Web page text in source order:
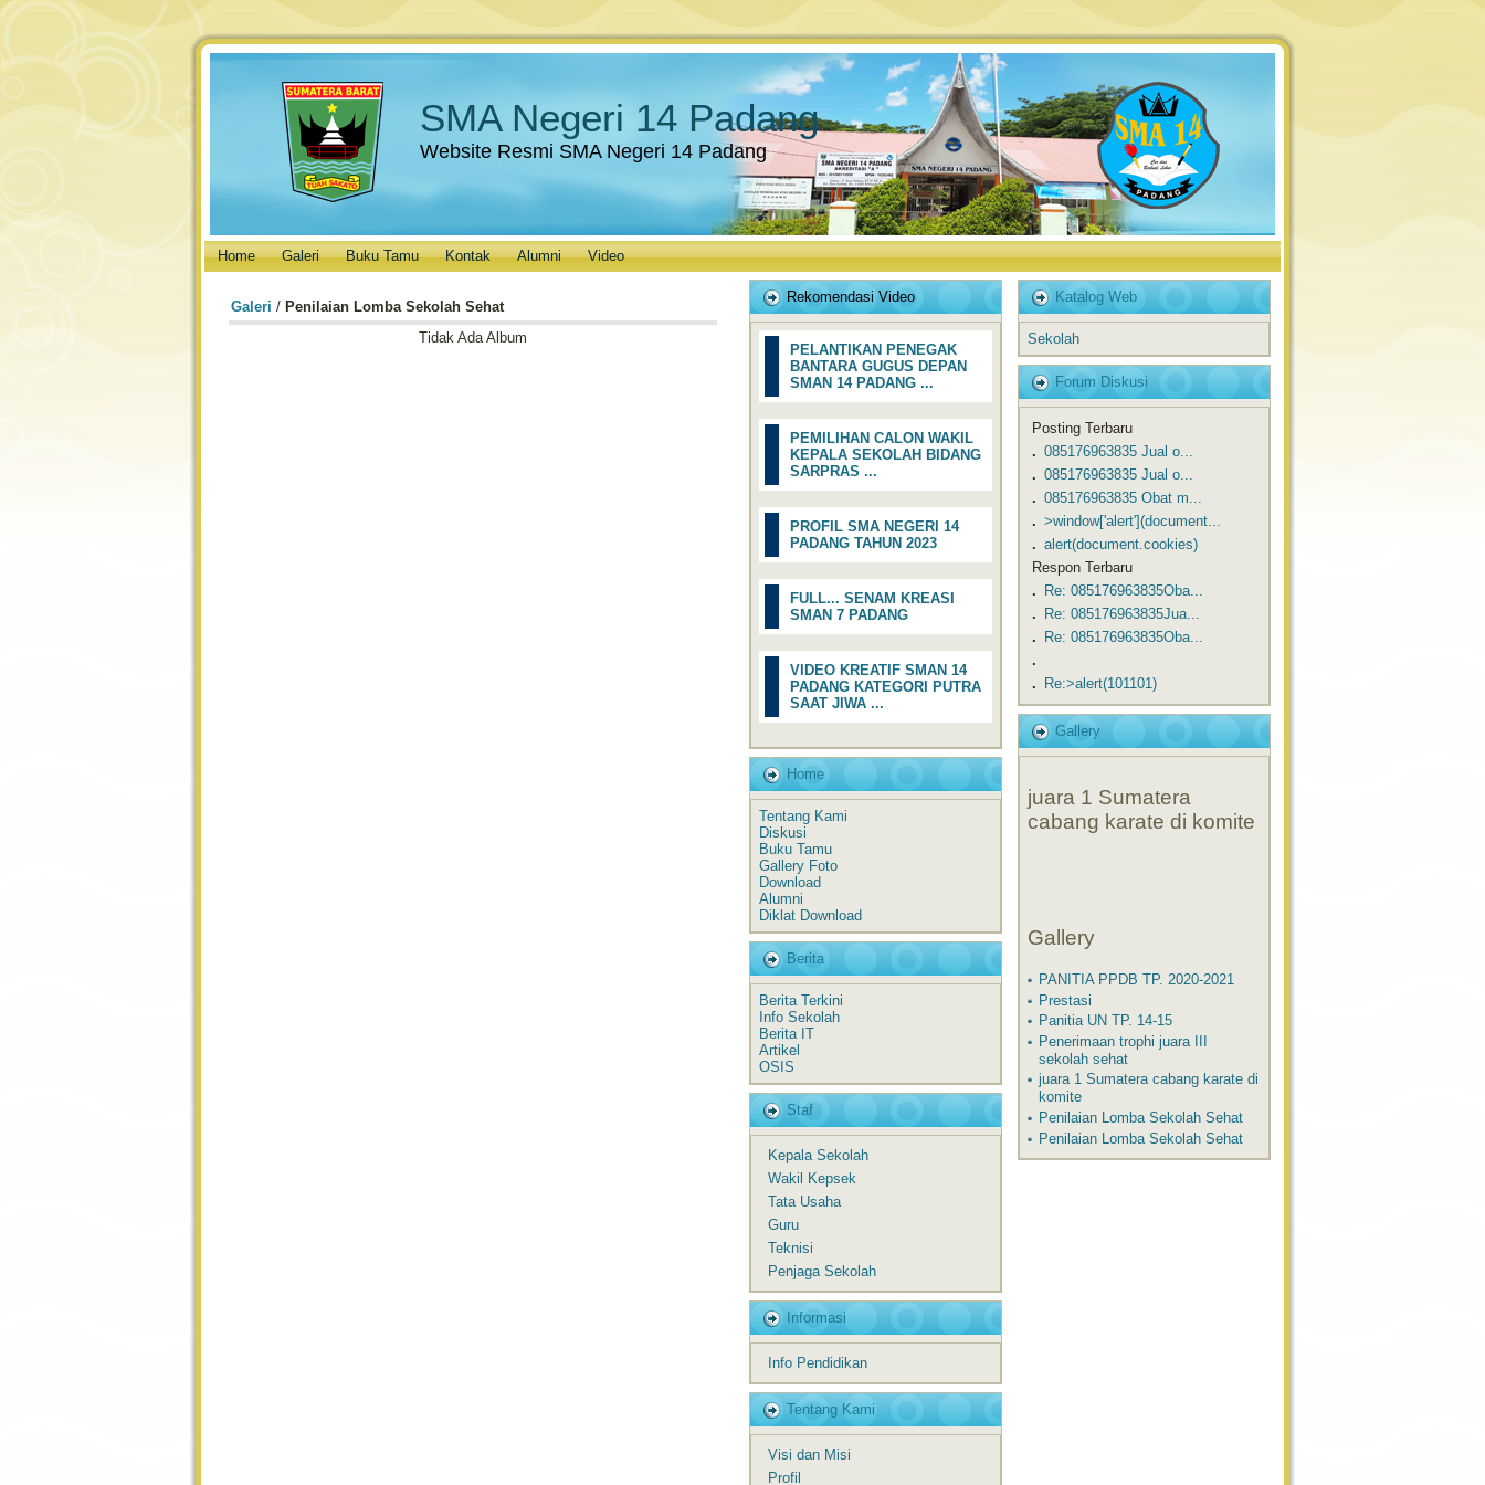
SMA Negeri 14 Padang
Website Resmi SMA Negeri 14 Padang
Home Galeri Buku Tamu Kontak Alumni Video
Galeri / Penilaian Lomba Sekolah Sehat
Tidak Ada Album
Rekomendasi Video
PELANTIKAN PENEGAK
BANTARA GUGUS DEPAN
SMAN 14 PADANG ...
PEMILIHAN CALON WAKIL
KEPALA SEKOLAH BIDANG
SARPRAS ...
PROFIL SMA NEGERI 14
PADANG TAHUN 2023
FULL... SENAM KREASI
SMAN 7 PADANG
VIDEO KREATIF SMAN 14
PADANG KATEGORI PUTRA
SAAT JIWA ...
Home
Tentang Kami
Diskusi
Buku Tamu
Gallery Foto
Download
Alumni
Diklat Download
Berita
Berita Terkini
Info Sekolah
Berita IT
Artikel
OSIS
Staf
Kepala Sekolah
Wakil Kepsek
Tata Usaha
Guru
Teknisi
Penjaga Sekolah
Informasi
Info Pendidikan
Tentang Kami
Visi dan Misi
Profil
Katalog Web
Sekolah
Forum Diskusi
Posting Terbaru
. ​​085176963835 Jual o...
. ​​085176963835 Jual o...
. ​​085176963835 Obat m...
. >window['alert'](document...
. alert(document.cookies)
Respon Terbaru
.
Re: ​​085176963835Oba...
.
Re: ​​085176963835Jua...
.
Re: ​​085176963835Oba...
.
.
Re:>alert(101101)
Gallery
juara 1 Sumatera
cabang karate di komite
Gallery
PANITIA PPDB TP. 2020-2021
Prestasi
Panitia UN TP. 14-15
Penerimaan trophi juara III
sekolah sehat
juara 1 Sumatera cabang karate di
komite
Penilaian Lomba Sekolah Sehat
Penilaian Lomba Sekolah Sehat